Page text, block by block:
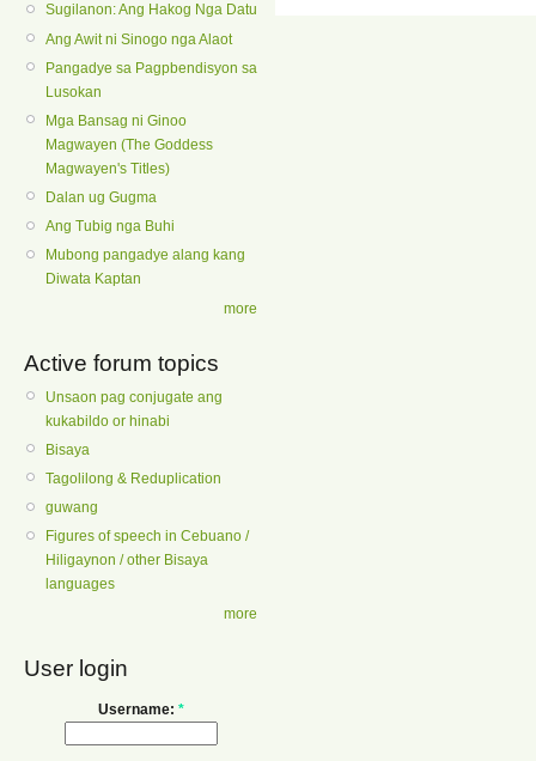
Sugilanon: Ang Hakog Nga Datu
Ang Awit ni Sinogo nga Alaot
Pangadye sa Pagpbendisyon sa
Lusokan
Mga Bansag ni Ginoo
Magwayen (The Goddess
Magwayen's Titles)
Dalan ug Gugma
Ang Tubig nga Buhi
Mubong pangadye alang kang
Diwata Kaptan
more
Active forum topics
Unsaon pag conjugate ang
kukabildo or hinabi
Bisaya
Tagolilong & Reduplication
guwang
Figures of speech in Cebuano /
Hiligaynon / other Bisaya
languages
more
User login
Username: *